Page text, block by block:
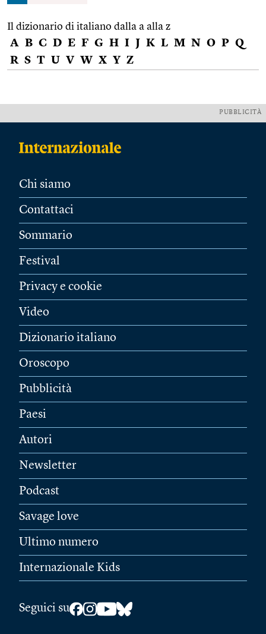
Il dizionario di italiano dalla a alla z
A B C D E F G H I J K L M N O P Q
R S T U V W X Y Z
PUBBLICITÀ
Chi siamo
Contattaci
Sommario
Festival
Privacy e cookie
Video
Dizionario italiano
Oroscopo
Pubblicità
Paesi
Autori
Newsletter
Podcast
Savage love
Ultimo numero
Internazionale Kids
Seguici su